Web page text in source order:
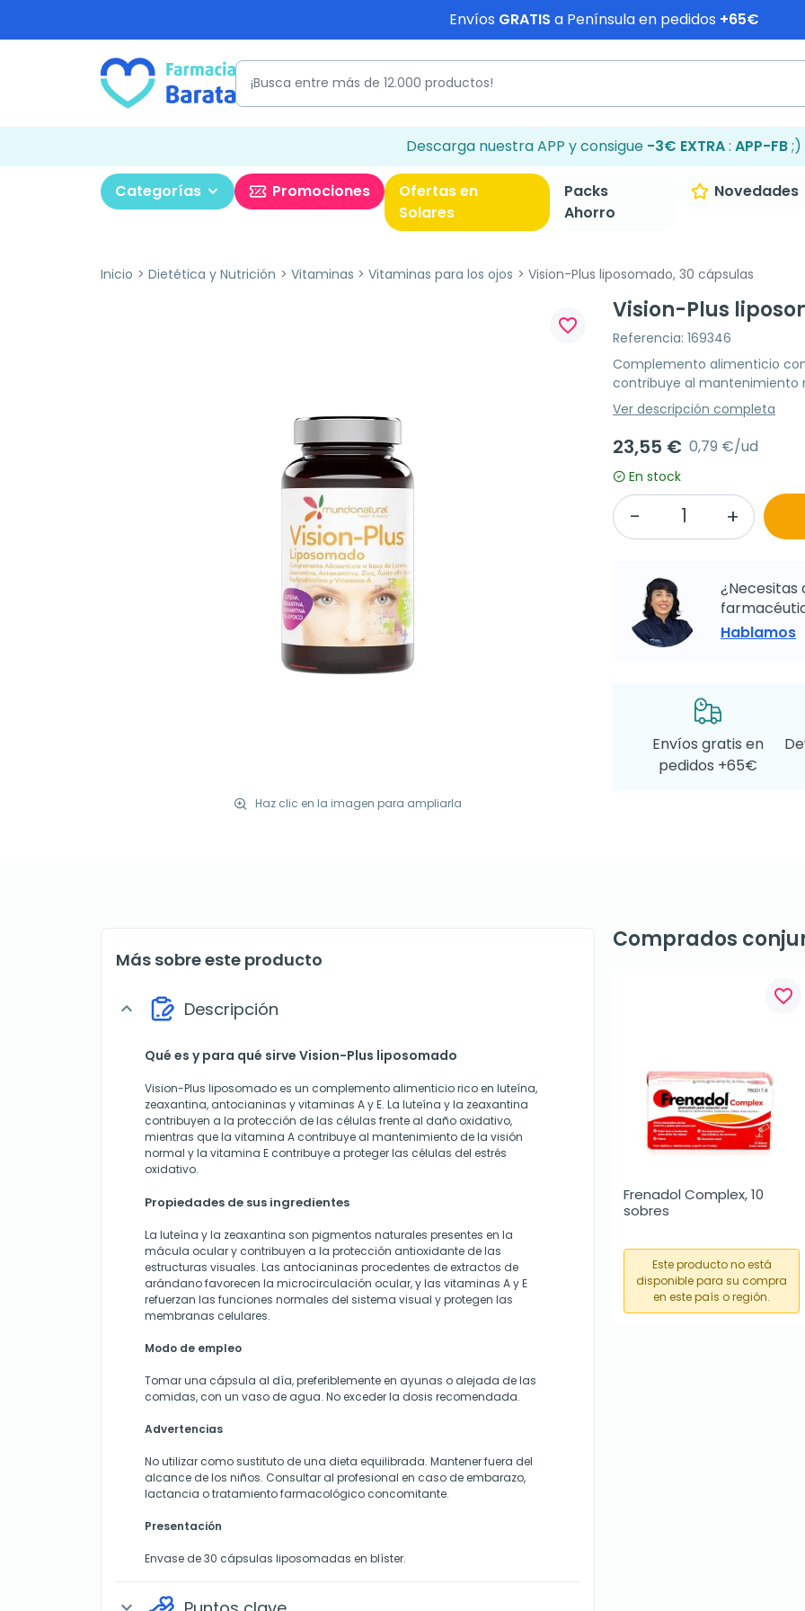
Envíos GRATIS a Península en pedidos +65€
Descarga nuestra APP y consigue -3€ EXTRA: APP-FB;)
Categorías Promociones
Ofertas en
Solares
Packs
Ahorro
Novedades
Inicio Dietética y Nutrición Vitaminas Vitaminas para los ojos Vision-Plus liposomado, 30 cápsulas
Haz clic en la imagen para ampliarla
favorite_border
Vision-Plus
Referencia: 169346
Complemento alimenticio
contribuye al mantenimiento
Ver descripción completa
23,55 € 0,79 €/ud
En stock
¿Necesitas
Hablamos
Envíos gratis en
pedidos +65€
Más sobre este producto
expand_more Descripción
Qué es y para qué sirve Vision-Plus liposomado
Vision-Plus liposomado es un complemento alimenticio rico en luteína,
zeaxantina, antocianinas y vitaminas A y E. La luteína y la zeaxantina
contribuyen a la protección de las células frente al daño oxidativo,
mientras que la vitamina A contribuye al mantenimiento de la visión
normal y la vitamina E contribuye a proteger las células del estrés
oxidativo.
Propiedades de sus ingredientes
La luteína y la zeaxantina son pigmentos naturales presentes en la
mácula ocular y contribuyen a la protección antioxidante de las
estructuras visuales. Las antocianinas procedentes de extractos de
arándano favorecen la microcirculación ocular, y las vitaminas A y E
refuerzan las funciones normales del sistema visual y protegen las
membranas celulares.
Modo de empleo
Tomar una cápsula al día, preferiblemente en ayunas o alejada de las
comidas, con un vaso de agua. No exceder la dosis recomendada.
Advertencias
No utilizar como sustituto de una dieta equilibrada. Mantener fuera del
alcance de los niños. Consultar al profesional en caso de embarazo,
lactancia o tratamiento farmacológico concomitante.
Presentación
Envase de 30 cápsulas liposomadas en blíster.
Comprados
favorite_border
Frenadol Complex, 10
sobres
Este producto no está
disponible para su compra
en este país o región.